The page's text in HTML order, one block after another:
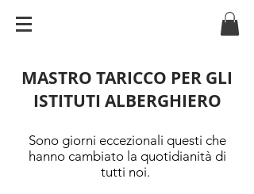
MASTRO TARICCO PER GLI
ISTITUTI ALBERGHIERO
Sono giorni eccezionali questi che
hanno cambiato la quotidianità di
tutti noi.